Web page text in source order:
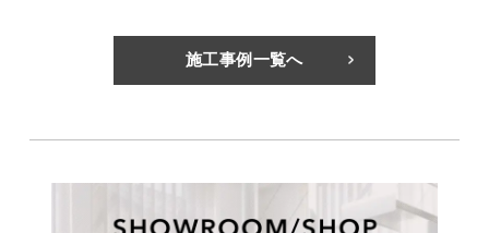
施工事例一覧へ